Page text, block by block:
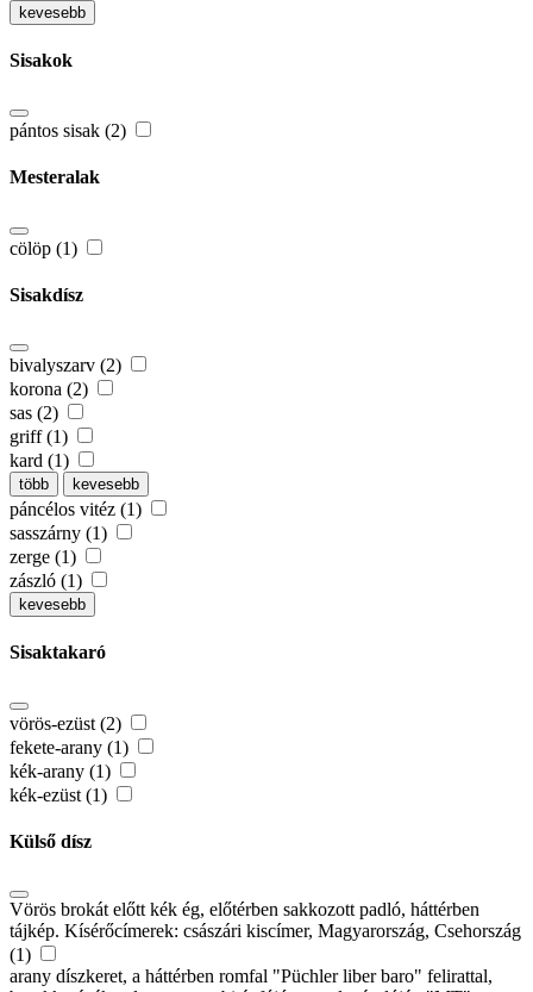
kevesebb
Sisakok
pántos sisak (2)
Mesteralak
cölöp (1)
Sisakdísz
bivalyszarv (2)
korona (2)
sas (2)
griff (1)
kard (1)
több kevesebb
páncélos vitéz (1)
sasszárny (1)
zerge (1)
zászló (1)
kevesebb
Sisaktakaró
vörös-ezüst (2)
fekete-arany (1)
kék-arany (1)
kék-ezüst (1)
Külső dísz
Vörös brokát előtt kék ég, előtérben sakkozott padló, háttérben
tájkép. Kísérőcímerek: császári kiscímer, Magyarország, Csehország
(1)
arany díszkeret, a háttérben romfal "Püchler liber baro" felirattal,